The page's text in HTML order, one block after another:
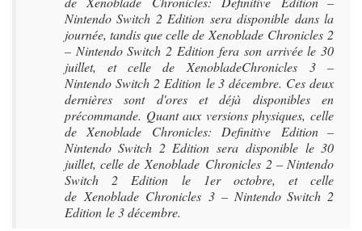
Nintendo Switch 2 Edition sera disponible dans la
journée, tandis que celle de Xenoblade Chronicles 2
– Nintendo Switch 2 Edition fera son arrivée le 30
juillet, et celle de XenobladeChronicles 3 –
Nintendo Switch 2 Edition le 3 décembre. Ces deux
dernières sont d'ores et déjà disponibles en
précommande. Quant aux versions physiques, celle
de Xenoblade Chronicles: Definitive Edition –
Nintendo Switch 2 Edition sera disponible le 30
juillet, celle de Xenoblade Chronicles 2 – Nintendo
Switch 2 Edition le 1er octobre, et celle
de Xenoblade Chronicles 3 – Nintendo Switch 2
Edition le 3 décembre.